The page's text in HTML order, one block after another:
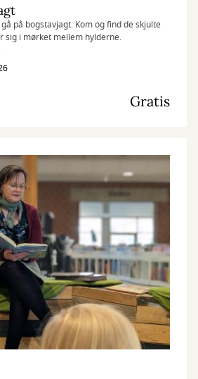
på bogstavjagt. Kom og find de skjulte
sig i mørket mellem hylderne.
Gratis